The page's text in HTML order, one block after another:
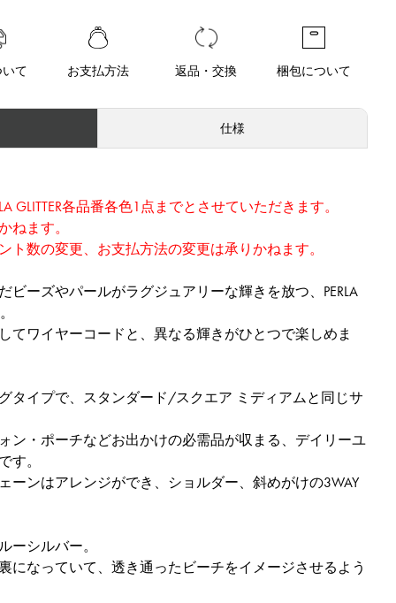
て お支払方法 返品・交換 梱包について
仕様
GLITTER各品番各色1点までとさせていただきます。
ねます。
ト数の変更、お支払方法の変更は承りかねます。
ビーズやパールがラグジュアリーな輝きを放つ、PERLA
てワイヤーコードと、異なる輝きがひとつで楽しめま
タイプで、スタンダード/スクエア ミディアムと同じサ
ン・ポーチなどお出かけの必需品が収まる、デイリーユ
す。
ーンはアレンジができ、ショルダー、斜めがけの3WAY
ーシルバー。
になっていて、透き通ったビーチをイメージさせるよう